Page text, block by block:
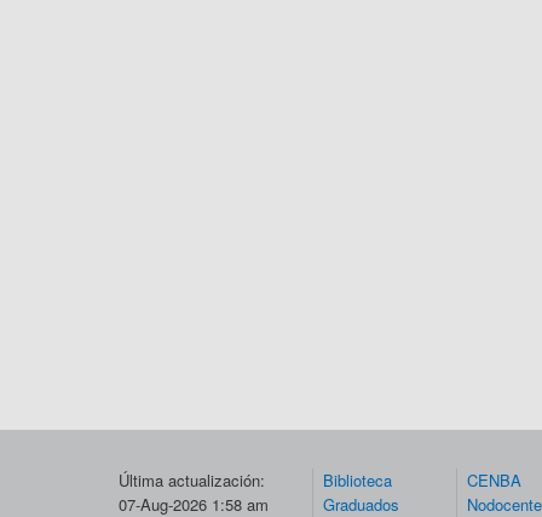
Última actualización:
07-Aug-2026 1:58 am
Biblioteca
Graduados
CENBA